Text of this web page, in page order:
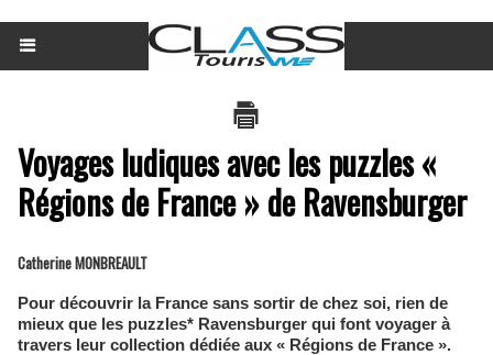
Voyages ludiques avec les puzzles «
Régions de France » de Ravensburger
Catherine MONBREAULT
Pour découvrir la France sans sortir de chez soi, rien de
mieux que les puzzles* Ravensburger qui font voyager à
travers leur collection dédiée aux « Régions de France ».